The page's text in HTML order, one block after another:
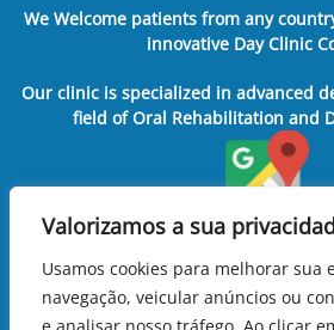
Valorizamos a sua
Usamos cookies para melhorar sua
navegação, veicular anúncios ou
We Welcome patients from any
innovative Day Clinic
Our clinic is specialized in advanced
field of Oral Rehabilitation and